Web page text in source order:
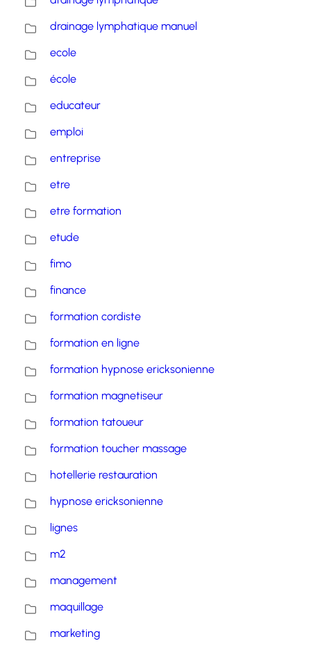
drainage lymphatique manuel
ecole
école
educateur
emploi
entreprise
etre
etre formation
etude
fimo
finance
formation cordiste
formation en ligne
formation hypnose ericksonienne
formation magnetiseur
formation tatoueur
formation toucher massage
hotellerie restauration
hypnose ericksonienne
lignes
m2
management
maquillage
marketing